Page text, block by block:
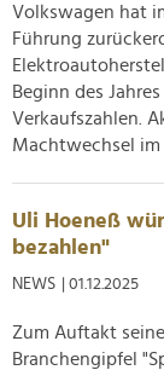
Volkswagen hat
Führung
Beginn des
Verkaufszahlen.
Machtwechsel im
Uli Hoeneß
bezahlen"
NEWS | 01.12.2025
Zum Auftakt
Branchengipfel